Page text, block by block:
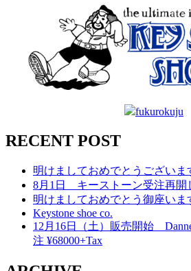
fukurokuju
RECENT POST
明けましておめでとうございま
8月1日 キーストーン受注再開
明けましておめでとう御座いま
Keystone shoe co.
12月16日（土）販売開始
注 ¥68000+Tax